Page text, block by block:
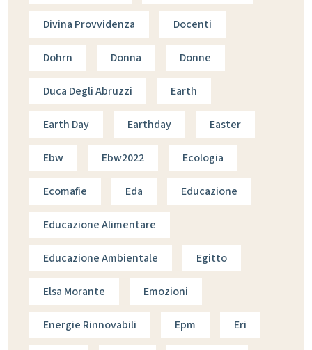
Divina Provvidenza Docenti
Dohrn Donna Donne
Duca Degli Abruzzi Earth
Earth Day Earthday Easter
Ebw Ebw2022 Ecologia
Ecomafie Eda Educazione
Educazione Alimentare
Educazione Ambientale Egitto
Elsa Morante Emozioni
Energie Rinnovabili Epm Eri